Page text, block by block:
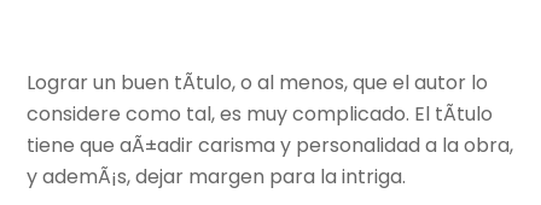
Lograr un buen tÃ­tulo, o al menos, que el autor lo
considere como tal, es muy complicado. El tÃ­tulo
tiene que aÃ±adir carisma y personalidad a la obra,
y ademÃ¡s, dejar margen para la intriga.